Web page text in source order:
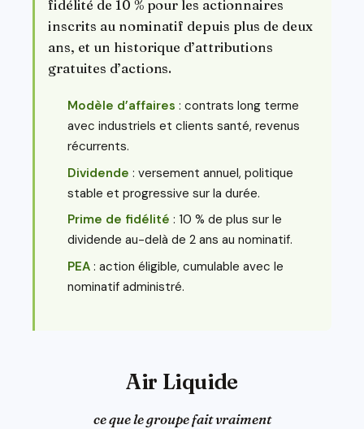
fidélité de 10 % pour les actionnaires
inscrits au nominatif depuis plus de deux
ans, et un historique d’attributions
gratuites d’actions.
Modèle d’affaires : contrats long terme
avec industriels et clients santé, revenus
récurrents.
Dividende : versement annuel, politique
stable et progressive sur la durée.
Prime de fidélité : 10 % de plus sur le
dividende au-delà de 2 ans au nominatif.
PEA : action éligible, cumulable avec le
nominatif administré.
Air Liquide
ce que le groupe fait vraiment